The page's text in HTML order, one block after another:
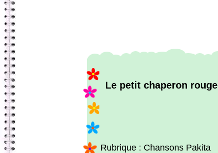
Le petit chaperon rouge
Rubrique : Chansons Pakita